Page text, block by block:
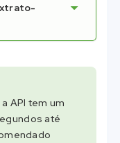
API tem um
até